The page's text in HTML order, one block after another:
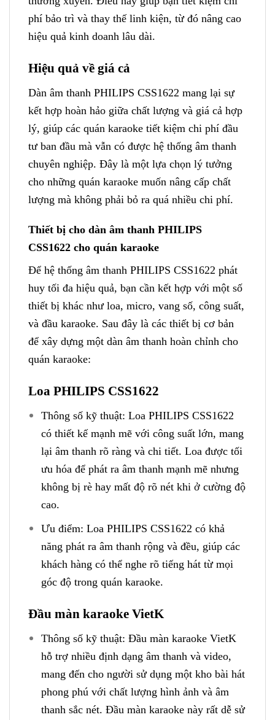
phí bảo trì và thay thế linh kiện, từ đó nâng cao
hiệu quả kinh doanh lâu dài.
Hiệu quả về giá cả
Dàn âm thanh PHILIPS CSS1622 mang lại sự
kết hợp hoàn hảo giữa chất lượng và giá cả hợp
lý, giúp các quán karaoke tiết kiệm chi phí đầu
tư ban đầu mà vẫn có được hệ thống âm thanh
chuyên nghiệp. Đây là một lựa chọn lý tưởng
cho những quán karaoke muốn nâng cấp chất
lượng mà không phải bỏ ra quá nhiều chi phí.
Thiết bị cho dàn âm thanh PHILIPS
CSS1622 cho quán karaoke
Để hệ thống âm thanh PHILIPS CSS1622 phát
huy tối đa hiệu quả, bạn cần kết hợp với một số
thiết bị khác như loa, micro, vang số, công suất,
và đầu karaoke. Sau đây là các thiết bị cơ bản
để xây dựng một dàn âm thanh hoàn chỉnh cho
quán karaoke:
Loa PHILIPS CSS1622
Thông số kỹ thuật: Loa PHILIPS CSS1622
có thiết kế mạnh mẽ với công suất lớn, mang
lại âm thanh rõ ràng và chi tiết. Loa được tối
ưu hóa để phát ra âm thanh mạnh mẽ nhưng
không bị rè hay mất độ rõ nét khi ở cường độ
cao.
Ưu điểm: Loa PHILIPS CSS1622 có khả
năng phát ra âm thanh rộng và đều, giúp các
khách hàng có thể nghe rõ tiếng hát từ mọi
góc độ trong quán karaoke.
Đầu màn karaoke VietK
Thông số kỹ thuật: Đầu màn karaoke VietK
hỗ trợ nhiều định dạng âm thanh và video,
mang đến cho người sử dụng một kho bài hát
phong phú với chất lượng hình ảnh và âm
thanh sắc nét. Đầu màn karaoke này rất dễ sử